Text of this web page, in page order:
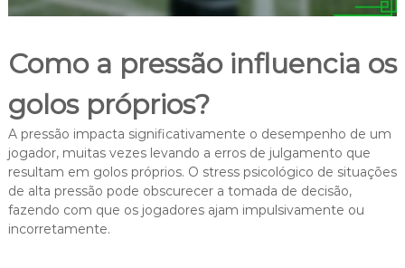
Como a pressão influencia os
golos próprios?
A pressão impacta significativamente o desempenho de um
jogador, muitas vezes levando a erros de julgamento que
resultam em golos próprios. O stress psicológico de situações
de alta pressão pode obscurecer a tomada de decisão,
fazendo com que os jogadores ajam impulsivamente ou
incorretamente.